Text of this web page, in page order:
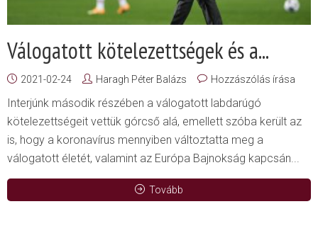
Válogatott kötelezettségek és a...
2021-02-24 Haragh Péter Balázs Hozzászólás írása
Interjúnk második részében a válogatott labdarúgó
kötelezettségeit vettük górcső alá, emellett szóba került az
is, hogy a koronavírus mennyiben változtatta meg a
válogatott életét, valamint az Európa Bajnokság kapcsán...
Tovább